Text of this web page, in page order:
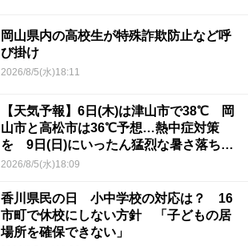
岡山県内の高校生が特殊詐欺防止など呼
び掛け
2026/8/5(水)18:11
【天気予報】6日(木)は津山市で38℃ 岡
山市と高松市は36℃予想…熱中症対策
を 9日(日)にいったん猛烈な暑さ落ち着
くか
2026/8/5(水)18:09
香川県民の日 小中学校の対応は？ 16
市町で休校にしない方針 「子どもの居
場所を確保できない」